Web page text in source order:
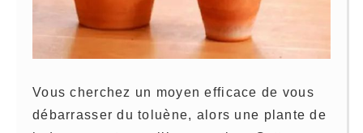
Vous cherchez un moyen efficace de vous
débarrasser du toluène, alors une plante de